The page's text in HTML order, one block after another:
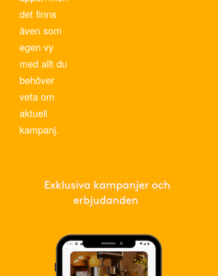
det finns
även som
egen vy
med allt du
behöver
veta om
aktuell
kampanj.